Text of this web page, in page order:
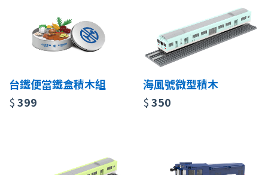
台鐵便當鐵盒積木組
$399
海風號微型積木
$350